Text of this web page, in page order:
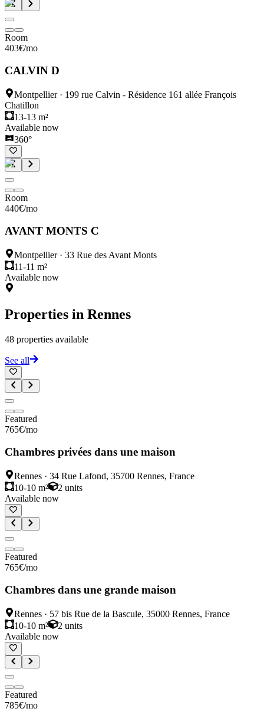
Room
403€/mo
CALVIN D
Montpellier· 199 rue Calvin - Résidence 161 allée François
Chatillon
13-13 m²
Available now
360°
Room
440€/mo
AVANT MONTS C
Montpellier· 33 Rue des Avant Monts
11-11 m²
Available now
Properties in Rennes
48 properties available
See all
Featured
765€/mo
Chambres privées dans une maison
Rennes · 34 Rue Lafond, 35700 Rennes, France
10-10 m²
2 units
Available now
Featured
765€/mo
Chambres dans une grande maison
Rennes · 57 bis Rue de la Bascule, 35000 Rennes, France
10-10 m²
2 units
Available now
Featured
785€/mo